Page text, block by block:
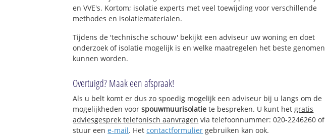
en VVE's. Kortom; isolatie experts met veel toewijding voor verschillende
methodes en isolatiematerialen.
Tijdens de 'technische schouw' bekijkt een adviseur uw woning en doet
onderzoek of isolatie mogelijk is en welke maatregelen het beste genomen
kunnen worden.
Overtuigd? Maak een afspraak!
Als u belt komt er dus zo spoedig mogelijk een adviseur bij u langs om de
mogelijkheden voorspouwmuurisolatie te bespreken. U kunt hetgratis
adviesgesprek telefonisch aanvragen via telefoonnummer: 020-2246260 of
stuur eene-mail. Hetcontactformulier gebruiken kan ook.